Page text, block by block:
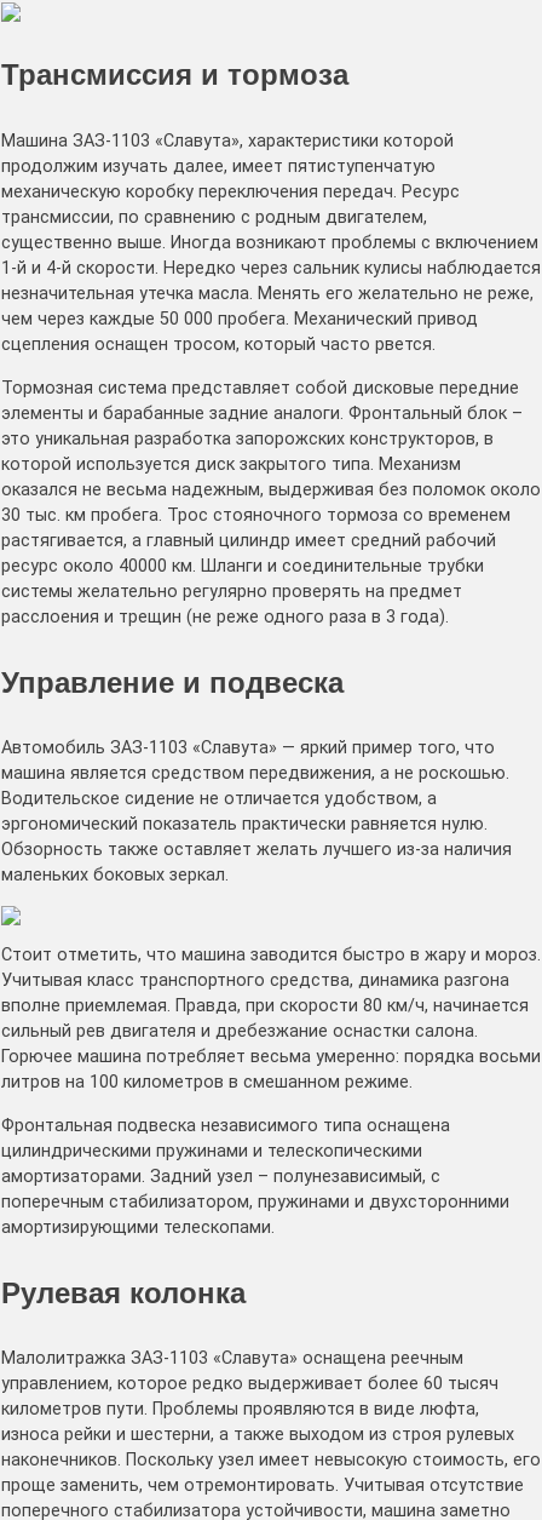
Трансмиссия и тормоза
Машина ЗАЗ-1103 «Славута», характеристики которой
продолжим изучать далее, имеет пятиступенчатую
механическую коробку переключения передач. Ресурс
трансмиссии, по сравнению с родным двигателем,
существенно выше. Иногда возникают проблемы с включением
1-й и 4-й скорости. Нередко через сальник кулисы наблюдается
незначительная утечка масла. Менять его желательно не реже,
чем через каждые 50 000 пробега. Механический привод
сцепления оснащен тросом, который часто рвется.
Тормозная система представляет собой дисковые передние
элементы и барабанные задние аналоги. Фронтальный блок –
это уникальная разработка запорожских конструкторов, в
которой используется диск закрытого типа. Механизм
оказался не весьма надежным, выдерживая без поломок около
30 тыс. км пробега. Трос стояночного тормоза со временем
растягивается, а главный цилиндр имеет средний рабочий
ресурс около 40000 км. Шланги и соединительные трубки
системы желательно регулярно проверять на предмет
расслоения и трещин (не реже одного раза в 3 года).
Управление и подвеска
Автомобиль ЗАЗ-1103 «Славута» — яркий пример того, что
машина является средством передвижения, а не роскошью.
Водительское сидение не отличается удобством, а
эргономический показатель практически равняется нулю.
Обзорность также оставляет желать лучшего из-за наличия
маленьких боковых зеркал.
Стоит отметить, что машина заводится быстро в жару и мороз.
Учитывая класс транспортного средства, динамика разгона
вполне приемлемая. Правда, при скорости 80 км/ч, начинается
сильный рев двигателя и дребезжание оснастки салона.
Горючее машина потребляет весьма умеренно: порядка восьми
литров на 100 километров в смешанном режиме.
Фронтальная подвеска независимого типа оснащена
цилиндрическими пружинами и телескопическими
амортизаторами. Задний узел – полунезависимый, с
поперечным стабилизатором, пружинами и двухсторонними
амортизирующими телескопами.
Рулевая колонка
Малолитражка ЗАЗ-1103 «Славута» оснащена реечным
управлением, которое редко выдерживает более 60 тысяч
километров пути. Проблемы проявляются в виде люфта,
износа рейки и шестерни, а также выходом из строя рулевых
наконечников. Поскольку узел имеет невысокую стоимость, его
проще заменить, чем отремонтировать. Учитывая отсутствие
поперечного стабилизатора устойчивости, машина заметно